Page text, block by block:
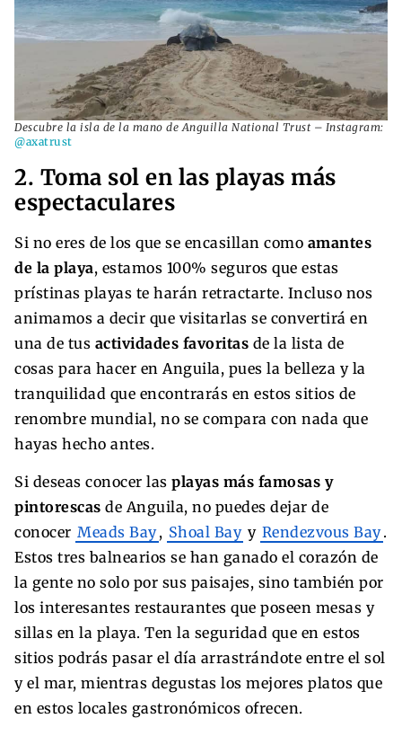
Descubre la isla de la mano de Anguilla National Trust – Instagram:
@axatrust
2. Toma sol en las playas más
espectaculares
Si no eres de los que se encasillan como amantes
de la playa, estamos 100% seguros que estas
prístinas playas te harán retractarte. Incluso nos
animamos a decir que visitarlas se convertirá en
una de tus actividades favoritas de la lista de
cosas para hacer en Anguila, pues la belleza y la
tranquilidad que encontrarás en estos sitios de
renombre mundial, no se compara con nada que
hayas hecho antes.
Si deseas conocer las playas más famosas y
pintorescas de Anguila, no puedes dejar de
conocer Meads Bay, Shoal Bay y Rendezvous Bay.
Estos tres balnearios se han ganado el corazón de
la gente no solo por sus paisajes, sino también por
los interesantes restaurantes que poseen mesas y
sillas en la playa. Ten la seguridad que en estos
sitios podrás pasar el día arrastrándote entre el sol
y el mar, mientras degustas los mejores platos que
en estos locales gastronómicos ofrecen.